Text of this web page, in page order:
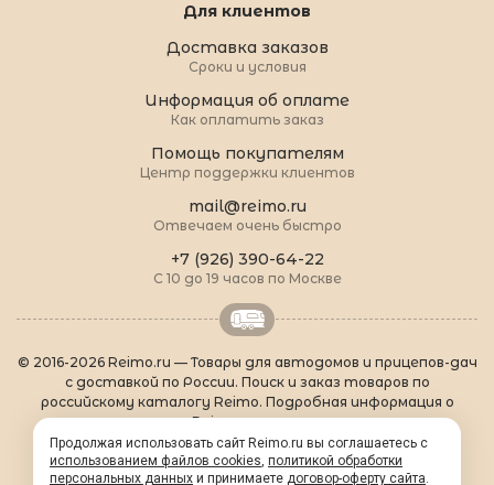
Для клиентов
Доставка заказов
Сроки и условия
Информация об оплате
Как оплатить заказ
Помощь покупателям
Центр поддержки клиентов
mail@reimo.ru
Отвечаем очень быстро
+7 (926) 390-64-22
С 10 до 19 часов по Москве
© 2016-2026 Reimo.ru — Товары для автодомов и прицепов-дач
с доставкой по России. Поиск и заказ товаров по
российскому каталогу Reimo. Подробная информация о
товарах Reimo на русском языке.
О Reimo
| Популярные товары | Формальности
Контакты
| sitemap.xml
Продолжая использовать сайт Reimo.ru вы соглашаетесь с
использованием файлов cookies, политикой обработки
персональных данных и принимаете договор-оферту сайта.